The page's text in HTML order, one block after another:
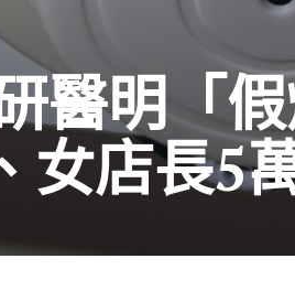
醫明「
店長5